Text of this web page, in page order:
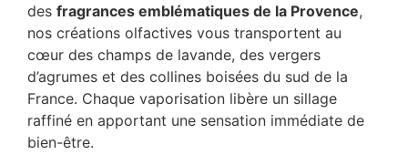
des fragrances emblématiques de la Provence,
nos créations olfactives vous transportent au
cœur des champs de lavande, des vergers
d’agrumes et des collines boisées du sud de la
France. Chaque vaporisation libère un sillage
raffiné en apportant une sensation immédiate de
bien-être.